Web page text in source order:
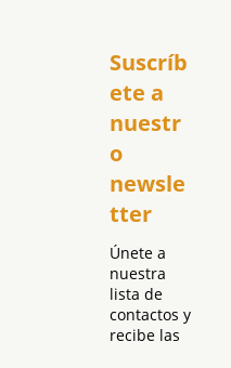
Suscríb
ete a
nuestr
o
newsle
tter
Únete a
nuestra
lista de
contactos y
recibe las